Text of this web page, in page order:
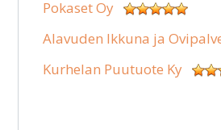
Pokaset Oy
Alavuden Ikkuna ja
Kurhelan Puutuote Ky